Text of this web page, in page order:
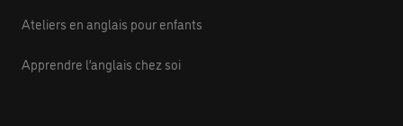
Ateliers en anglais pour enfants
Apprendre l’anglais chez soi